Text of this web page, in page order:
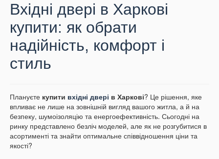
Вхідні двері в Харкові
купити: як обрати
надійність, комфорт і
стиль
Плануєте купити вхідні двері в Харкові? Це рішення, яке
впливає не лише на зовнішній вигляд вашого житла, а й на
безпеку, шумоізоляцію та енергоефективність. Сьогодні на
ринку представлено безліч моделей, але як не розгубитися в
асортименті та знайти оптимальне співвідношення ціни та
якості?